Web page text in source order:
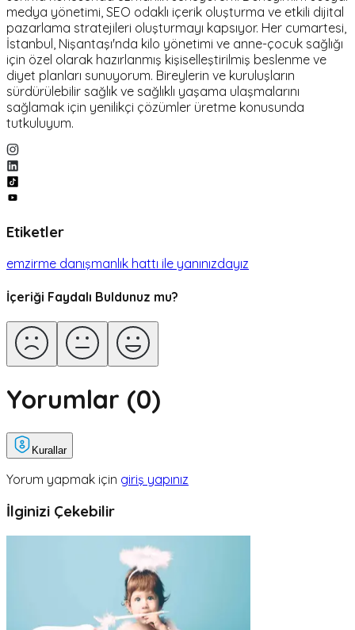
medya yönetimi, SEO odaklı içerik oluşturma ve etkili dijital
pazarlama stratejileri oluşturmayı kapsıyor. Her cumartesi,
İstanbul, Nişantaşı'nda kilo yönetimi ve anne-çocuk sağlığı
için özel olarak hazırlanmış kişiselleştirilmiş beslenme ve
diyet planları sunuyorum. Bireylerin ve kuruluşların
sürdürülebilir sağlık ve sağlıklı yaşama ulaşmalarını
sağlamak için yenilikçi çözümler üretme konusunda
tutkuluyum.
Etiketler
emzirme danışmanlık hattı ile yanınızdayız
İçeriği Faydalı Buldunuz mu?
Yorumlar (0)
Kurallar
Yorum yapmak için giriş yapınız
İlginizi Çekebilir